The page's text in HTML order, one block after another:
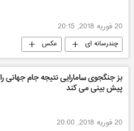
20 فوریه 2018, 20:15
چندرسانه ای عکس
بز جنگجوی سامارایی نتیجه جام جهانی را
پیش بینی می کند
20 فوریه 2018, 20:00